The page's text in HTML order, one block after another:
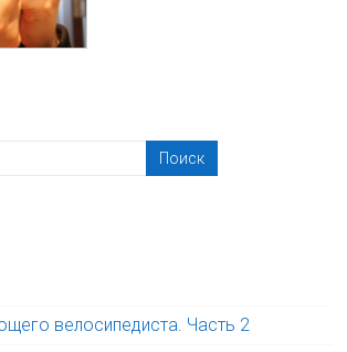
велосипедиста. Часть 2